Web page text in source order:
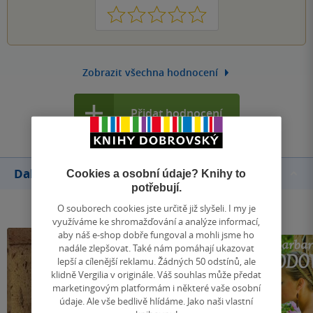
1 2 3 4 5
Zobrazit všechna hodnocení
Přidat hodnocení
Další knihy autoraCookies a osobní údaje? Knihy to
potřebují.
O souborech cookies jste určitě již slyšeli. I my je
využíváme ke shromažďování a analýze informací,
aby náš e-shop dobře fungoval a mohli jsme ho
nadále zlepšovat. Také nám pomáhají ukazovat
lepší a cílenější reklamu. Žádných 50 odstínů, ale
klidně Vergilia v originále. Váš souhlas může předat
marketingovým platformám i některé vaše osobní
údaje. Ale vše bedlivě hlídáme. Jako naši vlastní